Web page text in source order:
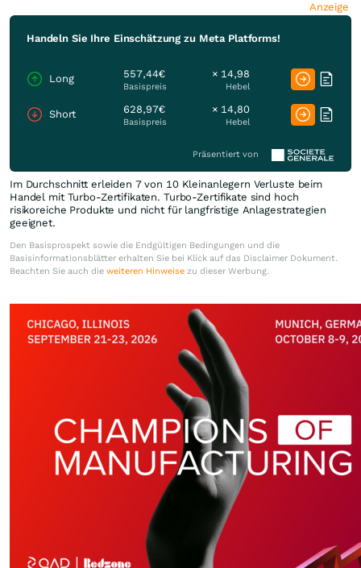
Anzeige
Handeln Sie Ihre Einschätzung zu Meta Platforms!
Long 557,44€
Basispreis
× 14,98
Hebel
Short 628,97€
Basispreis
× 14,80
Hebel
Präsentiert von
Im Durchschnitt erleiden 7 von 10 Kleinanlegern Verluste beim
Handel mit Turbo-Zertifikaten. Turbo-Zertifikate sind hoch
risikoreiche Produkte und nicht für langfristige Anlagestrategien
geeignet.
Den Basisprospekt sowie die Endgültigen Bedingungen und die
Basisinformationsblätter erhalten Sie bei Klick auf das Disclaimer Dokument.
Beachten Sie auch die weiteren Hinweise zu dieser Werbung.